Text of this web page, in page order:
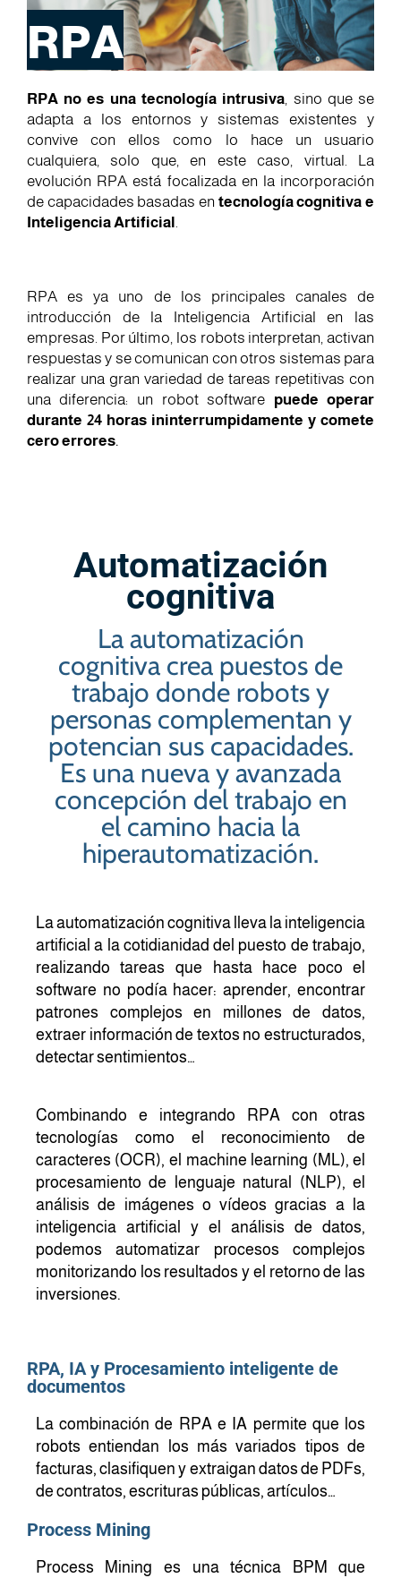
RPA
RPA no es una tecnología intrusiva, sino que se
adapta a los entornos y sistemas existentes y
convive con ellos como lo hace un usuario
cualquiera, solo que, en este caso, virtual. La
evolución RPA está focalizada en la incorporación
de capacidades basadas en tecnología cognitiva e
Inteligencia Artificial.
RPA es ya uno de los principales canales de
introducción de la Inteligencia Artificial en las
empresas. Por último, los robots interpretan, activan
respuestas y se comunican con otros sistemas para
realizar una gran variedad de tareas repetitivas con
una diferencia: un robot software puede operar
durante 24 horas ininterrumpidamente y comete
cero errores.
Automatización
cognitiva
La automatización
cognitiva crea puestos de
trabajo donde robots y
personas complementan y
potencian sus capacidades.
Es una nueva y avanzada
concepción del trabajo en
el camino hacia la
hiperautomatización.
La automatización cognitiva lleva la inteligencia
artificial a la cotidianidad del puesto de trabajo,
realizando tareas que hasta hace poco el
software no podía hacer: aprender, encontrar
patrones complejos en millones de datos,
extraer información de textos no estructurados,
detectar sentimientos…
Combinando e integrando RPA con otras
tecnologías como el reconocimiento de
caracteres (OCR), el machine learning (ML), el
procesamiento de lenguaje natural (NLP), el
análisis de imágenes o vídeos gracias a la
inteligencia artificial y el análisis de datos,
podemos automatizar procesos complejos
monitorizando los resultados y el retorno de las
inversiones.
RPA, IA y Procesamiento inteligente de
documentos
La combinación de RPA e IA permite que los
robots entiendan los más variados tipos de
facturas, clasifiquen y extraigan datos de PDFs,
de contratos, escrituras públicas, artículos…
Process Mining
Process Mining es una técnica BPM que